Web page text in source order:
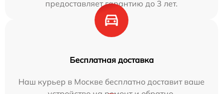
предоставляет гарантию до 3 лет.
Бесплатная доставка
Наш курьер в Москве бесплатно доставит ваше